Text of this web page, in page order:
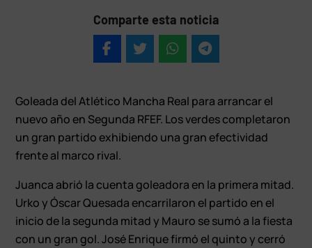
Comparte esta noticia
Goleada del Atlético Mancha Real para arrancar el
nuevo año en Segunda RFEF. Los verdes completaron
un gran partido exhibiendo una gran efectividad
frente al marco rival.
Juanca abrió la cuenta goleadora en la primera mitad.
Urko y Óscar Quesada encarrilaron el partido en el
inicio de la segunda mitad y Mauro se sumó a la fiesta
con un gran gol. José Enrique firmó el quinto y cerró